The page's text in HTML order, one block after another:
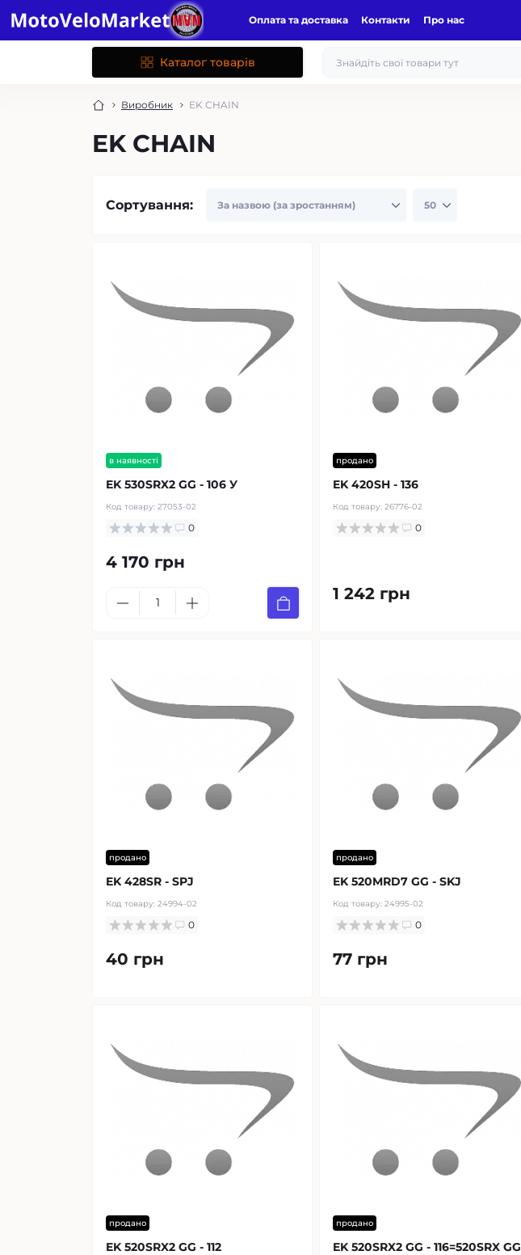
Оплата та доставка Контакти Про нас
Каталог товарів
Виробник EK CHAIN
EK CHAIN
Сортування:
в наявності
EK 530SRX2 GG - 106 У
Код товару: 27053-02
0
4 170 грн
продано
EK 420SH - 136
Код товару: 26776-02
0
1 242 грн
продано
EK 428SR - SPJ
Код товару: 24994-02
0
40 грн
продано
EK 520MRD7 GG - SKJ
Код товару: 24995-02
0
77 грн
продано
EK 520SRX2 GG - 112
продано
EK 520SRX2 GG - 116=520SRX GG